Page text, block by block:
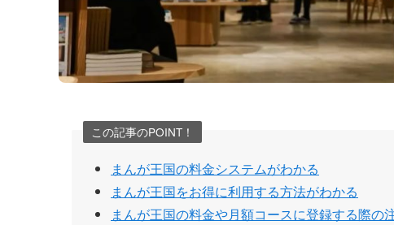
この記事のPOINT！
まんが王国の料金システムがわかる
まんが王国をお得に利用する方法がわかる
まんが王国の料金や月額コースに登録する際の